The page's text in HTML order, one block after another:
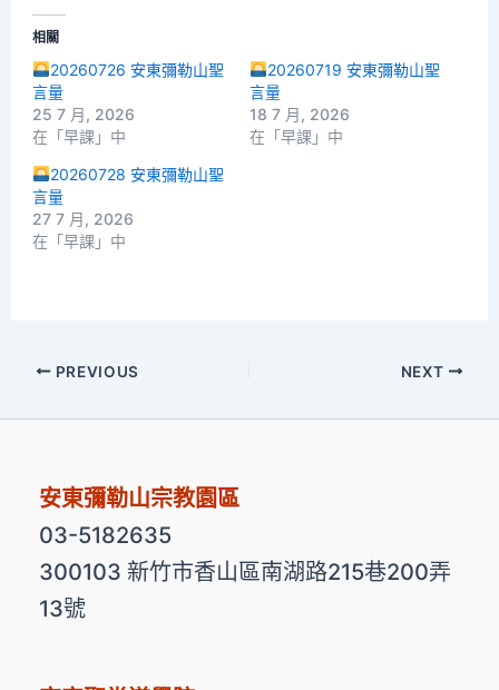
相關
20260726 安東彌勒山聖
言量
25 7 月, 2026
在「早課」中
20260719 安東彌勒山聖
言量
18 7 月, 2026
在「早課」中
20260728 安東彌勒山聖
言量
27 7 月, 2026
在「早課」中
PREVIOUS NEXT
安東彌勒山宗教園區
03-5182635
300103 新竹市香山區南湖路215巷200弄
13號